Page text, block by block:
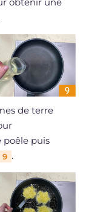
obtenir une
de terre
poêle puis
9 .